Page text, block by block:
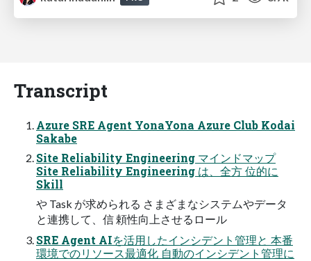
Transcript
Azure SRE Agent YonaYona Azure Club Kodai
Sakabe
Site Reliability Engineering マインドマップ
Site Reliability Engineering は、全方 位的に
Skill
や Task が求められる さまざまなシステムやデータ
と連携して、信 頼性向上させるロール
SRE Agent AIを活用したインシデント管理と 本番
環境でのリソース最適化 自動のインシデント管理に